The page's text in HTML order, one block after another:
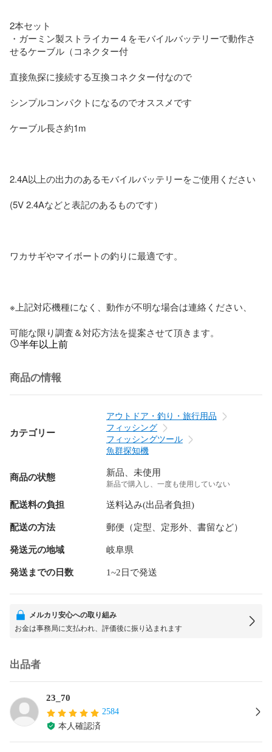
2本セット
・ガーミン製ストライカー４をモバイルバッテリーで動作さ
せるケーブル（コネクター付
直接魚探に接続する互換コネクター付なので
シンプルコンパクトになるのでオススメです
ケーブル長さ約1m
2.4A以上の出力のあるモバイルバッテリーをご使用ください
(5V 2.4Aなどと表記のあるものです）
ワカサギやマイボートの釣りに最適です。
※上記対応機種になく、動作が不明な場合は連絡ください、
可能な限り調査＆対応方法を提案させて頂きます。
半年以上前
商品の情報
カテゴリー
アウトドア・釣り・旅行用品
フィッシング
フィッシングツール
魚群探知機
商品の状態 新品、未使用
新品で購入し、一度も使用していない
配送料の負担 送料込み(出品者負担)
配送の方法 郵便（定型、定形外、書留など）
発送元の地域 岐阜県
発送までの日数 1~2日で発送
メルカリ安心への取り組み
お金は事務局に支払われ、評価後に振り込まれます
出品者
23_70
2584
本人確認済